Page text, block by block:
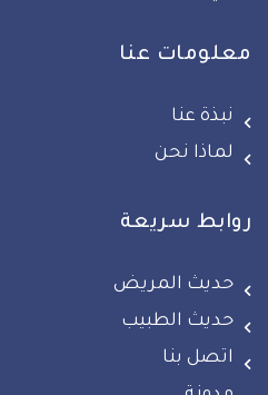
معلومات عنا
نبذة عنا
لماذا نحن
روابط سريعة
حديث المريض
حديث الطبيب
اتصل بنا